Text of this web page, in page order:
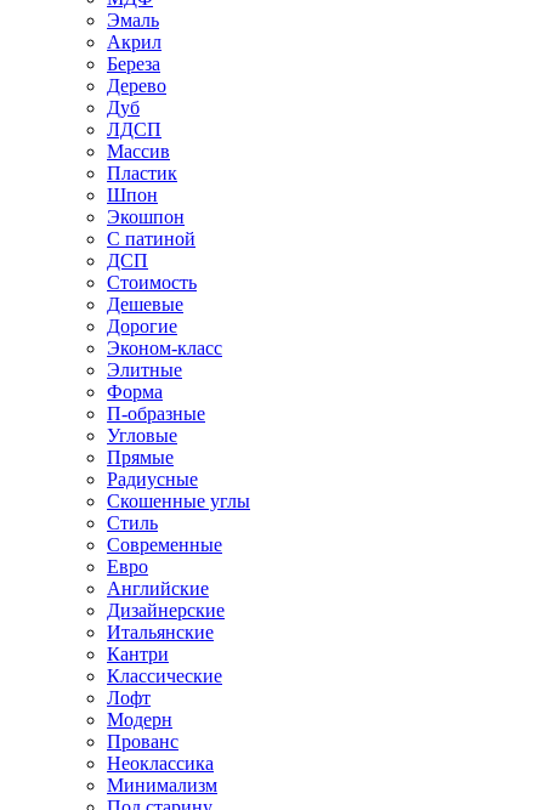
Эмаль
Акрил
Береза
Дерево
Дуб
ЛДСП
Массив
Пластик
Шпон
Экошпон
С патиной
ДСП
Стоимость
Дешевые
Дорогие
Эконом-класс
Элитные
Форма
П-образные
Угловые
Прямые
Радиусные
Скошенные углы
Стиль
Современные
Евро
Английские
Дизайнерские
Итальянские
Кантри
Классические
Лофт
Модерн
Прованс
Неоклассика
Минимализм